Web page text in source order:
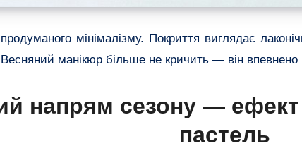
мінімалізму. Покриття виглядає
Весняний манікюр більше не кричить — він
напрям сезону — ефект
пастель